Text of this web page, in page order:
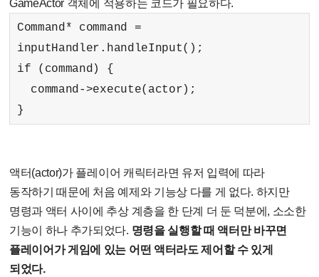
GameActor 객체에 적용하는 코드가 필요하다.
Command* command =
inputHandler.handleInput();
if (command) {
command->execute(actor);
}
액터(actor)가 플레이어 캐릭터라면 유저 입력에 따라
동작하기 때문에 처음 예제와 기능상 다를 게 없다. 하지만
명령과 액터 사이에 추상 계층을 한 단계 더 둔 덕분에, 소소한
기능이 하나 추가되었다. 명령을 실행할 때 액터만 바꾸면
플레이어가 게임에 있는 어떤 액터라도 제어할 수 있게
되었다.